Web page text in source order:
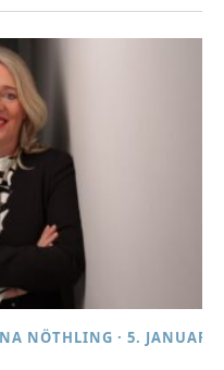
NÖTHLING ·5. JANUAR